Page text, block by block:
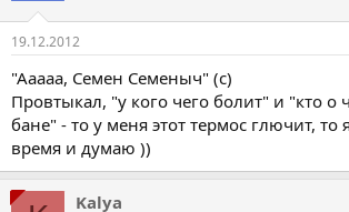
19.12.2012
"Ааааа, Семен Семеныч" (с)
Провтыкал, "у кого чего болит" и "кто
бане" - то у меня этот термос глючит, то
время и думаю ))
Kalya